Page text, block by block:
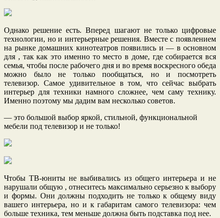
Однако решение есть. Вперед шагают не только цифровые
технологии, но и интерьерные решения. Вместе с появлением
на рынке домашних кинотеатров появились и — в основном
для , так как это именно то место в доме, где собирается вся
семья, чтобы после рабочего дня и во время воскресного обеда
можно было не только пообщаться, но и посмотреть
телевизор. Самое удивительное в том, что сейчас выбрать
интерьер для техники намного сложнее, чем саму технику.
Именно поэтому мы дадим вам несколько советов.
— это большой выбор яркой, стильной, функциональной
мебели под телевизор и не только!
Чтобы ТВ-юниты не выбивались из общего интерьера и не
нарушали общую , отнеситесь максимально серьезно к выбору
и формы. Они должны подходить не только к общему виду
вашего интерьера, но и к габаритам самого телевизора: чем
больше техника, тем меньше должна быть подставка под нее.